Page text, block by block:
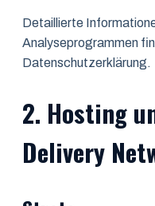
Detaillierte
Analyseprogrammen
Datenschutzerklärung.
2. Hosting
Delivery